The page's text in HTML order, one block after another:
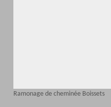
Ramonage de cheminée Boissets